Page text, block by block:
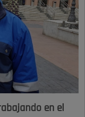
en el